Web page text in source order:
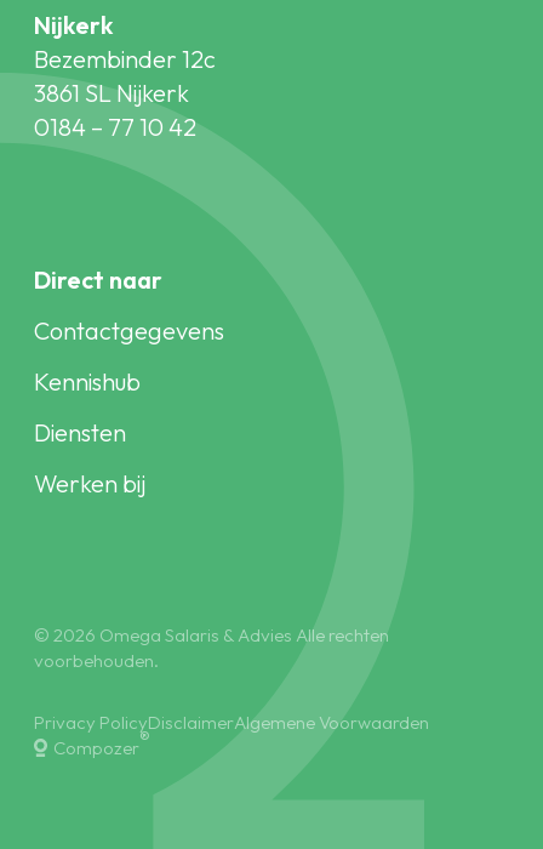
Nijkerk
Bezembinder 12c
3861 SL Nijkerk
0184 – 77 10 42
Direct naar
Contactgegevens
Kennishub
Diensten
Werken bij
© 2026 Omega Salaris & Advies Alle rechten
voorbehouden.
Privacy PolicyDisclaimerAlgemene Voorwaarden
Compozer®